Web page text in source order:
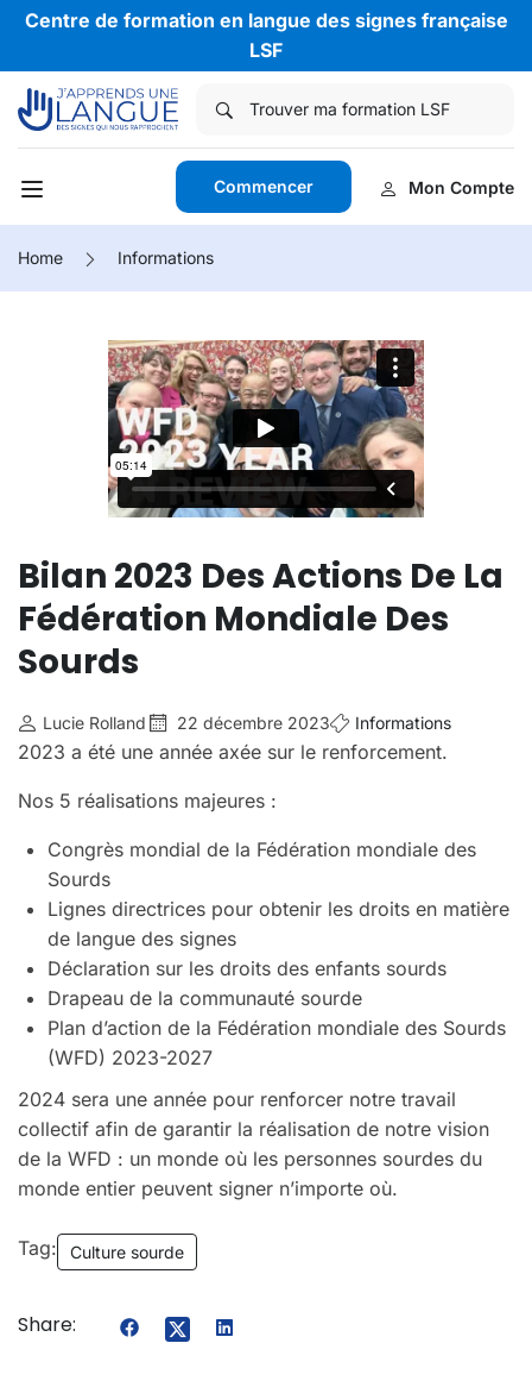
Centre de formation en langue des signes française
LSF
Commencer Mon Compte
Home Informations
Bilan 2023 Des Actions De La
Fédération Mondiale Des
Sourds
Lucie Rolland 22 décembre 2023 Informations
2023 a été une année axée sur le renforcement.
Nos 5 réalisations majeures :
Congrès mondial de la Fédération mondiale des
Sourds
Lignes directrices pour obtenir les droits en matière
de langue des signes
Déclaration sur les droits des enfants sourds
Drapeau de la communauté sourde
Plan d’action de la Fédération mondiale des Sourds
(WFD) 2023-2027
2024 sera une année pour renforcer notre travail
collectif afin de garantir la réalisation de notre vision
de la WFD : un monde où les personnes sourdes du
monde entier peuvent signer n’importe où.
Tag: Culture sourde
Share: